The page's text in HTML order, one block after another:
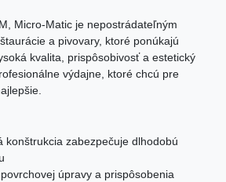
Micro-Matic je nepostrádateľným
a pivovary, ktoré ponúkajú
kvalita, prispôsobivosť a estetický
výdajne, ktoré chcú pre
konštrukcia zabezpečuje dlhodobú
úpravy a prispôsobenia